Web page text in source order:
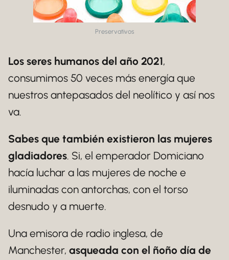
Preservativos
Los seres humanos del año 2021,
consumimos 50 veces más energía que
nuestros antepasados del neolítico y así nos
va.
Sabes que también existieron las mujeres
gladiadores. Si, el emperador Domiciano
hacía luchar a las mujeres de noche e
iluminadas con antorchas, con el torso
desnudo y a muerte.
Una emisora de radio inglesa, de
Manchester, asqueada con el ñoño día de